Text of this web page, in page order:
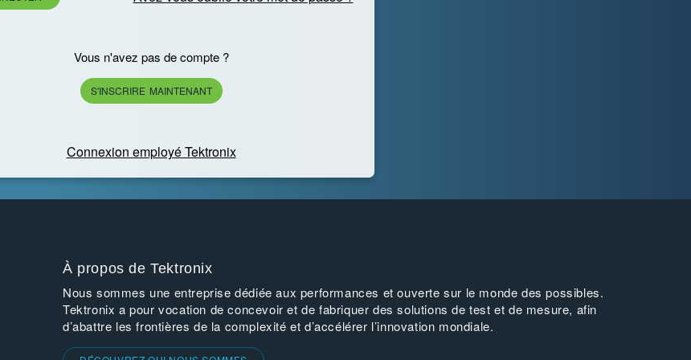
Vous n'avez pas de compte ?
S'INSCRIRE MAINTENANT
Connexion employé Tektronix
À propos de Tektronix
Nous sommes une entreprise dédiée aux performances et ouverte sur le monde des possibles.
Tektronix a pour vocation de concevoir et de fabriquer des solutions de test et de mesure, afin
d’abattre les frontières de la complexité et d’accélérer l’innovation mondiale.